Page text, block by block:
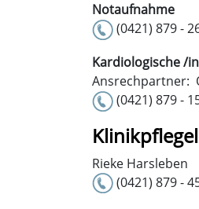
Notaufnahme
(0421) 879 -
Kardiologische /
Ansrechpartner:
(0421) 879 -
Rieke Harsleben
(0421) 879 -